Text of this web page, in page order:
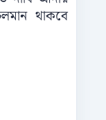
থাকবে